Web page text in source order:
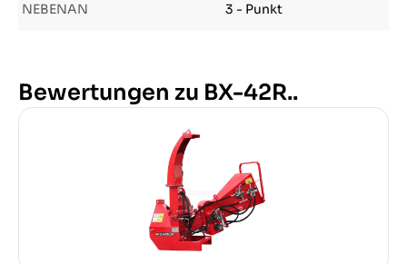
NEBENAN 3 - Punkt
Bewertungen zu BX-42R..